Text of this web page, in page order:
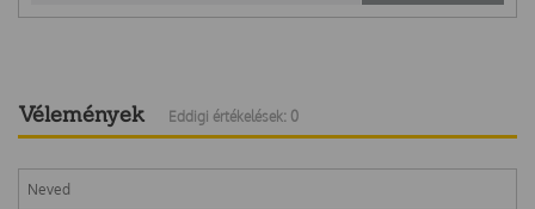
Vélemények Eddigi értékelések: 0